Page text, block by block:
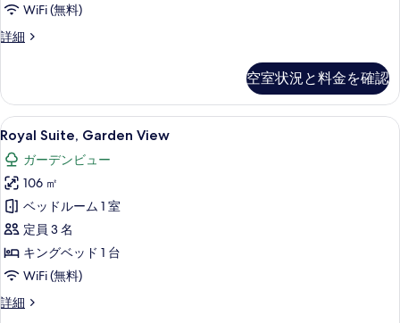
べ
て
真
を
表
示
す
る
WiFi (無料)
詳細
Grand
の
詳
細
空室状況と料金を確認
Royal
Suite,
Garden
View
の
す
べ
て
の
Royal Suite, Garden View | 部屋から
6
Royal Suite, Garden View
ガーデンビュー
106 ㎡
ベッドルーム 1 室
定員 3 名
キングベッド 1 台
WiFi (無料)
詳細
Royal